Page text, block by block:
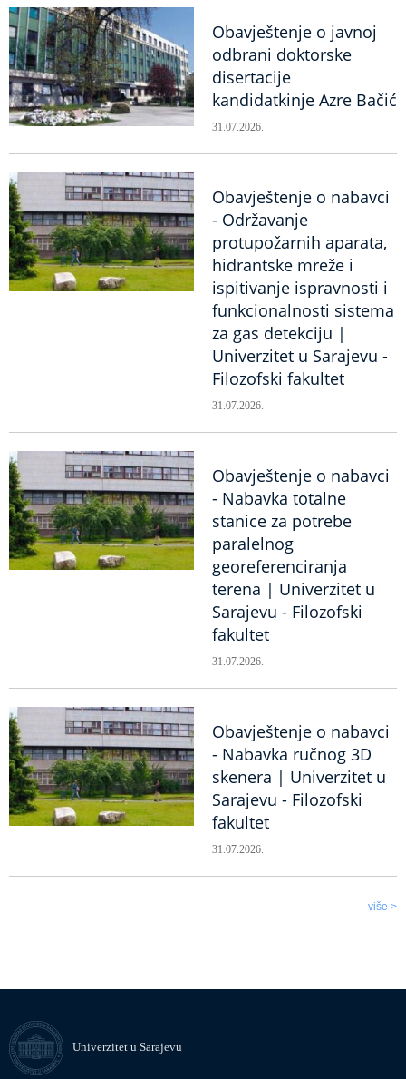
Obavještenje o javnoj
odbrani doktorske
disertacije
kandidatkinje Azre Bačić
31.07.2026.
Obavještenje o nabavci
- Održavanje
protupožarnih aparata,
hidrantske mreže i
ispitivanje ispravnosti i
funkcionalnosti sistema
za gas detekciju |
Univerzitet u Sarajevu -
Filozofski fakultet
31.07.2026.
Obavještenje o nabavci
- Nabavka totalne
stanice za potrebe
paralelnog
georeferenciranja
terena | Univerzitet u
Sarajevu - Filozofski
fakultet
31.07.2026.
Obavještenje o nabavci
- Nabavka ručnog 3D
skenera | Univerzitet u
Sarajevu - Filozofski
fakultet
31.07.2026.
više >
Univerzitet u Sarajevu